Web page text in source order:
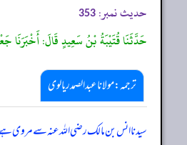
حدیث نمبر: 353
حَدَّثَنَا قُتَيْبَةُ بْنُ سَعِيدٍ قَالَ: أَخْبَرَنَا
ترجمہ:مولانا عبدالصمد ریالوی
سیدنا انس بن مالک رضی اللہ عنہ سے مروی ہے